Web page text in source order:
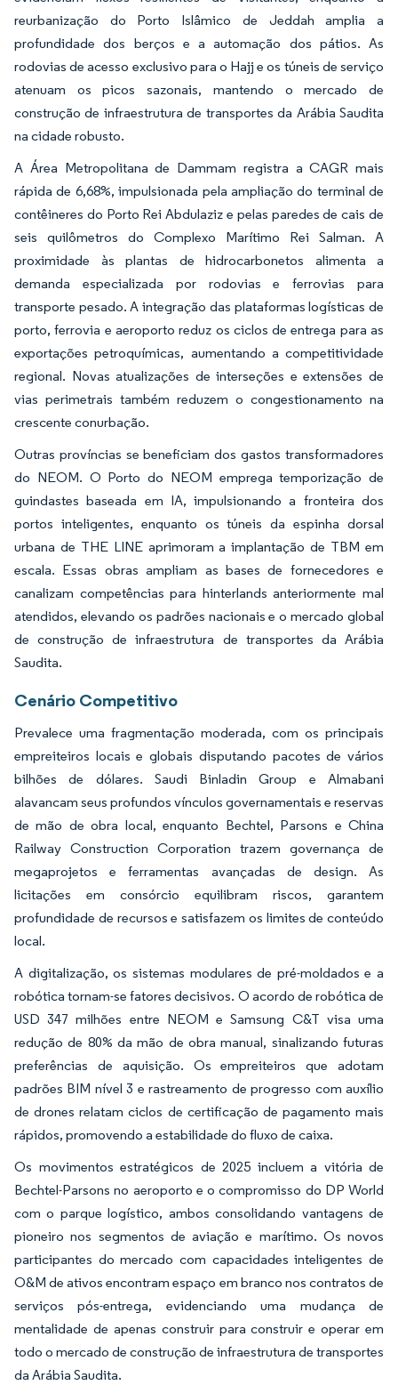
reurbanização do Porto Islâmico de Jeddah amplia a
profundidade dos berços e a automação dos pátios. As
rodovias de acesso exclusivo para o Hajj e os túneis de serviço
atenuam os picos sazonais, mantendo o mercado de
construção de infraestrutura de transportes da Arábia Saudita
na cidade robusto.
A Área Metropolitana de Dammam registra a CAGR mais
rápida de 6,68%, impulsionada pela ampliação do terminal de
contêineres do Porto Rei Abdulaziz e pelas paredes de cais de
seis quilômetros do Complexo Marítimo Rei Salman. A
proximidade às plantas de hidrocarbonetos alimenta a
demanda especializada por rodovias e ferrovias para
transporte pesado. A integração das plataformas logísticas de
porto, ferrovia e aeroporto reduz os ciclos de entrega para as
exportações petroquímicas, aumentando a competitividade
regional. Novas atualizações de interseções e extensões de
vias perimetrais também reduzem o congestionamento na
crescente conurbação.
Outras províncias se beneficiam dos gastos transformadores
do NEOM. O Porto do NEOM emprega temporização de
guindastes baseada em IA, impulsionando a fronteira dos
portos inteligentes, enquanto os túneis da espinha dorsal
urbana de THE LINE aprimoram a implantação de TBM em
escala. Essas obras ampliam as bases de fornecedores e
canalizam competências para hinterlands anteriormente mal
atendidos, elevando os padrões nacionais e o mercado global
de construção de infraestrutura de transportes da Arábia
Saudita.
Cenário Competitivo
Prevalece uma fragmentação moderada, com os principais
empreiteiros locais e globais disputando pacotes de vários
bilhões de dólares. Saudi Binladin Group e Almabani
alavancam seus profundos vínculos governamentais e reservas
de mão de obra local, enquanto Bechtel, Parsons e China
Railway Construction Corporation trazem governança de
megaprojetos e ferramentas avançadas de design. As
licitações em consórcio equilibram riscos, garantem
profundidade de recursos e satisfazem os limites de conteúdo
local.
A digitalização, os sistemas modulares de pré-moldados e a
robótica tornam-se fatores decisivos. O acordo de robótica de
USD 347 milhões entre NEOM e Samsung C&T visa uma
redução de 80% da mão de obra manual, sinalizando futuras
preferências de aquisição. Os empreiteiros que adotam
padrões BIM nível 3 e rastreamento de progresso com auxílio
de drones relatam ciclos de certificação de pagamento mais
rápidos, promovendo a estabilidade do fluxo de caixa.
Os movimentos estratégicos de 2025 incluem a vitória de
Bechtel-Parsons no aeroporto e o compromisso do DP World
com o parque logístico, ambos consolidando vantagens de
pioneiro nos segmentos de aviação e marítimo. Os novos
participantes do mercado com capacidades inteligentes de
O&M de ativos encontram espaço em branco nos contratos de
serviços pós-entrega, evidenciando uma mudança de
mentalidade de apenas construir para construir e operar em
todo o mercado de construção de infraestrutura de transportes
da Arábia Saudita.